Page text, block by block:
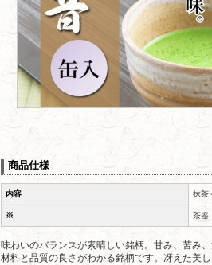
商品仕様
内容 抹茶
※ 茶器
味わいのバランスが素晴しい銘柄。甘み、苦み
材料と品質の良さがわかる銘柄です。冴えた美